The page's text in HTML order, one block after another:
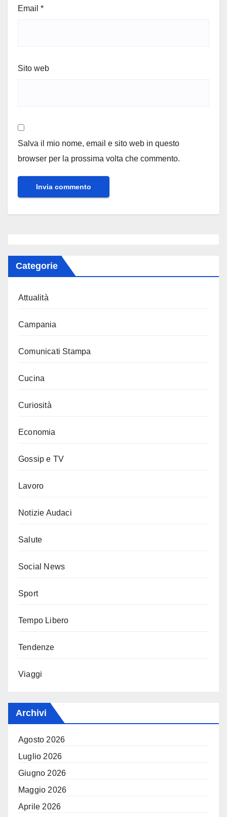
Email *
Sito web
Salva il mio nome, email e sito web in questo
browser per la prossima volta che commento.
Categorie
Attualità
Campania
Comunicati Stampa
Cucina
Curiosità
Economia
Gossip e TV
Lavoro
Notizie Audaci
Salute
Social News
Sport
Tempo Libero
Tendenze
Viaggi
Archivi
Agosto 2026
Luglio 2026
Giugno 2026
Maggio 2026
Aprile 2026